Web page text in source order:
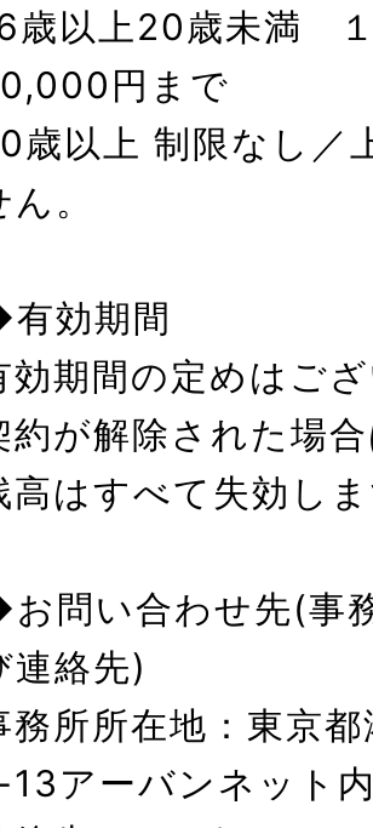
歳以上20歳未満
円まで
歳以上 制限なし／
。
効期間
効期間の定めはご
約が解除された場
高はすべて失効し
問い合わせ先(事
連絡先)
務所所在地：東京
13アーバンネット